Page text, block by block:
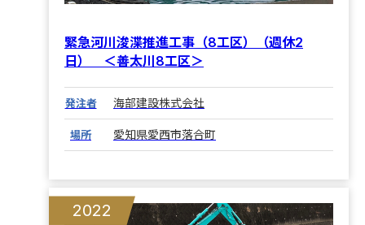
緊急河川浚渫推進工事（8工区）（週休2
日） ＜善太川8工区＞
発注者 海部建設株式会社
場所 愛知県愛西市落合町
2022